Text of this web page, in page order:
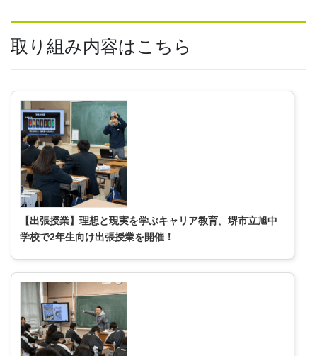
取り組み内容はこちら
【出張授業】理想と現実を学ぶキャリア教育。堺市立旭中
学校で2年生向け出張授業を開催！